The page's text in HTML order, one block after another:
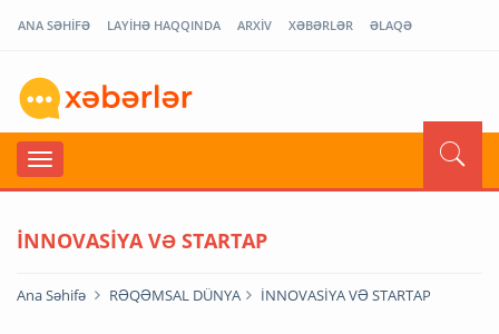
ANA SƏHİFƏ LAYİHƏ HAQQINDA ARXİV XƏBƏRLƏR ƏLAQƏ
İNNOVASİYA VƏ STARTAP
Ana Səhifə RƏQƏMSAL DÜNYA İNNOVASİYA VƏ STARTAP